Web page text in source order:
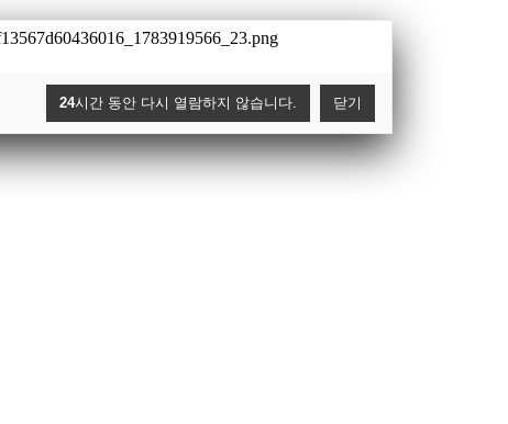
24시간 동안 다시 열람하지 않습니다. 닫기